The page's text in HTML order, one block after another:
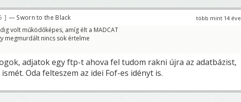
több mint 14 éve
— Sworn to the Black
volt működőképes, amíg élt a MADCAT
megmurdált nincs sok értelme
adjatok egy ftp-t ahova fel tudom rakni újra az adatbázist,
Oda felteszem az idei Fof-es idényt is.